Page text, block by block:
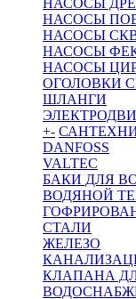
НАСОСЫ
НАСОСЫ
НАСОСЫ
НАСОСЫ
НАСОСЫ
ОГОЛОВКИ
ШЛАНГИ
+-
DANFOSS
VALTEC
БАКИ ДЛЯ
ВОДЯНОЙ
СТАЛИ
ЖЕЛЕЗО
КЛАПАНА